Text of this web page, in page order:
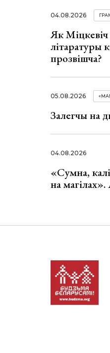
04.08.2026
Як Міцкевіч
літаратуры
прозвішча?
05.08.2026
Залегчы на
04.08.2026
«Сумна,
на